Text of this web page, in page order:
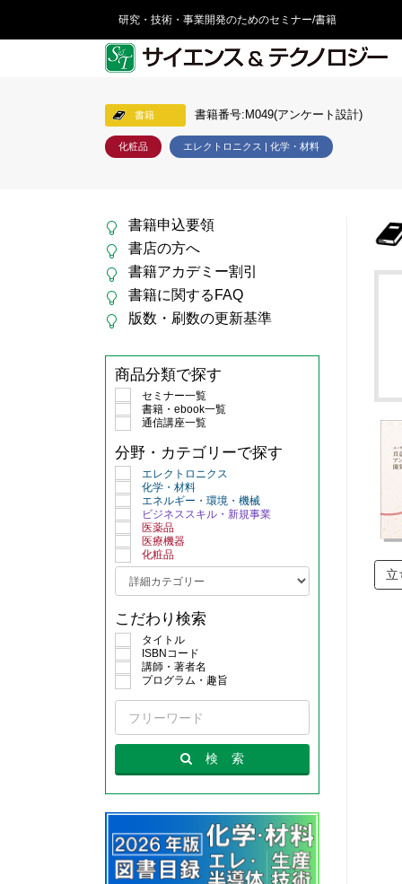
研究・技術・事業開発のためのセミナー/書籍
書籍 書籍番号:M049(アンケート設計)
化粧品 エレクトロニクス | 化学・材料
立
書籍申込要領
書店の方へ
書籍アカデミー割引
書籍に関するFAQ
版数・刷数の更新基準
商品分類で探す
セミナー一覧
書籍・ebook一覧
通信講座一覧
分野・カテゴリーで探す
エレクトロニクス
化学・材料
エネルギー・環境・機械
ビジネススキル・新規事業
医薬品
医療機器
化粧品
こだわり検索
タイトル
ISBNコード
講師・著者名
プログラム・趣旨
検 索